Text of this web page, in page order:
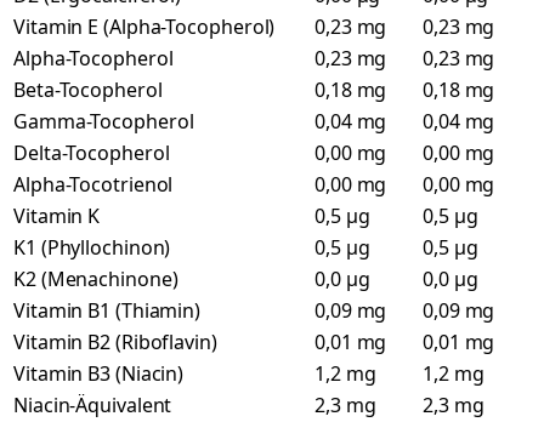
Vitamin E (Alpha-Tocopherol)
0,23 mg
0,23 mg
Alpha-Tocopherol
0,23 mg
0,23 mg
Beta-Tocopherol
0,18 mg
0,18 mg
Gamma-Tocopherol
0,04 mg
0,04 mg
Delta-Tocopherol
0,00 mg
0,00 mg
Alpha-Tocotrienol
0,00 mg
0,00 mg
Vitamin K
0,5 µg
0,5 µg
K1 (Phyllochinon)
0,5 µg
0,5 µg
K2 (Menachinone)
0,0 µg
0,0 µg
Vitamin B1 (Thiamin)
0,09 mg
0,09 mg
Vitamin B2 (Riboflavin)
0,01 mg
0,01 mg
Vitamin B3 (Niacin)
1,2 mg
1,2 mg
Niacin-Äquivalent
2,3 mg
2,3 mg